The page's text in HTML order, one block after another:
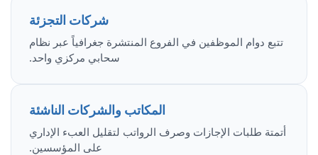
شركات التجزئة
تتبع دوام الموظفين في الفروع المنتشرة جغرافياً عبر نظام
سحابي مركزي واحد.
المكاتب والشركات الناشئة
أتمتة طلبات الإجازات وصرف الرواتب لتقليل العبء الإداري
على المؤسسين.